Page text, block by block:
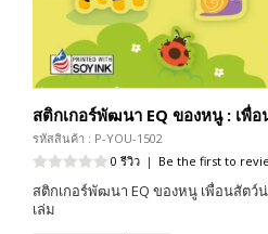
สติกเกอร์พัฒนา EQ ของหนู : เพื่
รหัสสินค้า : P-YOU-1502
0 รีวิว | Be the first to
สติกเกอร์พัฒนา EQ ของหนู เพื่อนสัตว์
เล่ม